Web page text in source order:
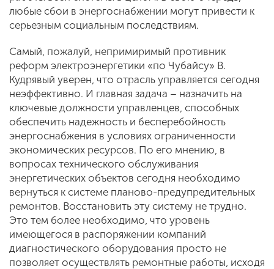
любые сбои в энергоснабжении могут привести к
серьезным социальным последствиям.
Самый, пожалуй, непримиримый противник
реформ электроэнергетики «по Чубайсу» В.
Кудрявый уверен, что отрасль управляется сегодня
неэффективно. И главная задача – назначить на
ключевые должности управленцев, способных
обеспечить надежность и бесперебойность
энергоснабжения в условиях ограниченности
экономических ресурсов. По его мнению, в
вопросах технического обслуживания
энергетических объектов сегодня необходимо
вернуться к системе планово-предупредительных
ремонтов. Восстановить эту систему не трудно.
Это тем более необходимо, что уровень
имеющегося в распоряжении компаний
диагностического оборудования просто не
позволяет осуществлять ремонтные работы, исходя